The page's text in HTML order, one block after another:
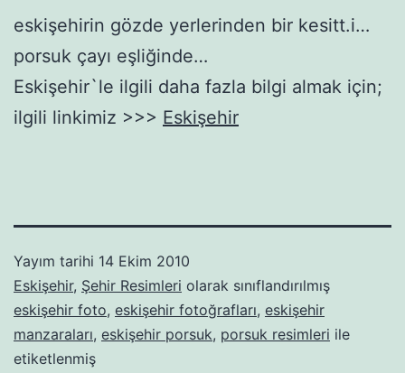
eskişehirin gözde yerlerinden bir kesitt.i…
porsuk çayı eşliğinde…
Eskişehir`le ilgili daha fazla bilgi almak için;
ilgili linkimiz >>> Eskişehir
Yayım tarihi 14 Ekim 2010
Eskişehir, Şehir Resimleri olarak sınıflandırılmış
eskişehir foto, eskişehir fotoğrafları, eskişehir
manzaraları, eskişehir porsuk, porsuk resimleri ile
etiketlenmiş